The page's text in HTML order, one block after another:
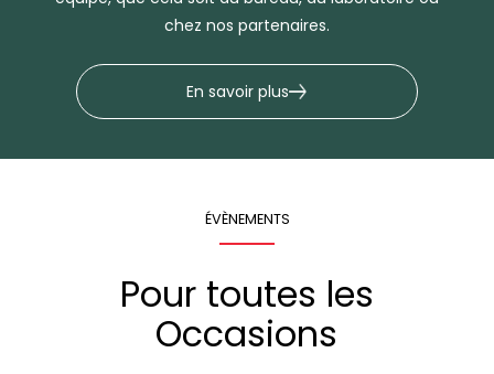
chez nos partenaires.
En savoir plus
ÉVÈNEMENTS
Pour toutes les
Occasions